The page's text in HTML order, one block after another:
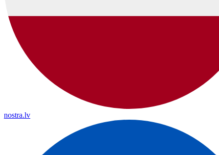
nostra.lv